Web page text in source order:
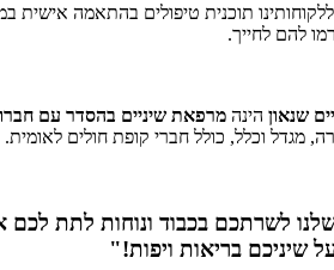
תוכנית טיפולים בהתאמה
להם לחייך.
שנאון הינהמרפאת שיניים בהסדר עם
מגדל וכלל, כולל חברי קופת חולים לאומית.
לשרתכם בכבוד ונוחות לתת לכם
שיניכם בריאות ויפות!"